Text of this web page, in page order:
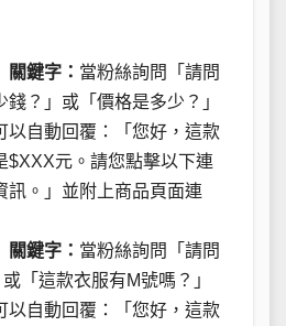
關鍵字： 當粉絲詢問「請問
錢？」或「價格是多少？」
以自動回覆：「您好，這款
$XXX元。請您點擊以下連
訊。」並附上商品頁面連
關鍵字： 當粉絲詢問「請問
「這款衣服有M號嗎？」
以自動回覆：「您好，這款